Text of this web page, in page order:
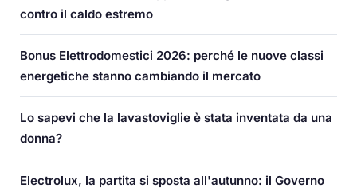
contro il caldo estremo
Bonus Elettrodomestici 2026: perché le nuove classi
energetiche stanno cambiando il mercato
Lo sapevi che la lavastoviglie è stata inventata da una
donna?
Electrolux, la partita si sposta all'autunno: il Governo